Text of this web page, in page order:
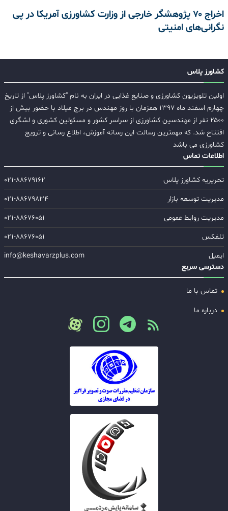
اخراج ۷۰ پژوهشگر خارجی از وزارت کشاورزی آمریکا در پی
نگرانی‌های امنیتی​
کشاورز پلاس
اولین تلویزیون کشاورزی و صنایع غذایی در ایران به نام "کشاورز پلاس" از تاریخ
چهارم اسفند ماه ۱۳۹۷ همزمان با روز مهندس در برج میلاد با حضور بیش از
۲۵۰۰ نفر از مهندسین کشاورزی از سراسر کشور و مسئولین کشوری و لشگری
افتتاح شد. که مهمترین رسالت این رسانه آموزش، اطلاع رسانی و ترویج
کشاورزی می باشد
اطلاعات تماس
تحریریه کشاورز پلاس
۰۲۱-۸۸۶۷۹۱۶۲
مدیریت توسعه بازار
۰۲۱-۸۸۶۷۹۸۳۴
مدیریت روابط عمومی
۰۲۱-۸۸۶۷۶۰۵۱
تلفکس
۰۲۱-۸۸۶۷۶۰۵۱
ایمیل
info@keshavarzplus.com
دسترسی سریع
تماس با ما
درباره ما